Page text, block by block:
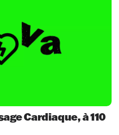
Cardiaque, à 110